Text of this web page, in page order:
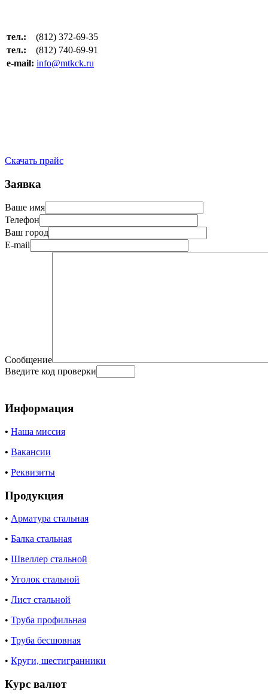
тел.: (812) 372-69-35
тел.: (812) 740-69-91
e-mail: info@mtkck.ru
Скачать прайс
Заявка
Ваше имя
Телефон
Ваш город
E-mail
Сообщение
Введите код проверки
Информация
• Наша миссия
• Вакансии
• Реквизиты
Продукция
• Арматура стальная
• Балка стальная
• Швеллер стальной
• Уголок стальной
• Лист стальной
• Труба профильная
• Труба бесшовная
• Круги, шестигранники
Курс валют